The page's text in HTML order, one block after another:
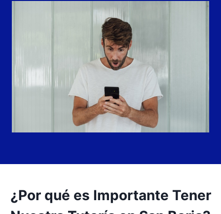
¿Por qué es Importante Tener